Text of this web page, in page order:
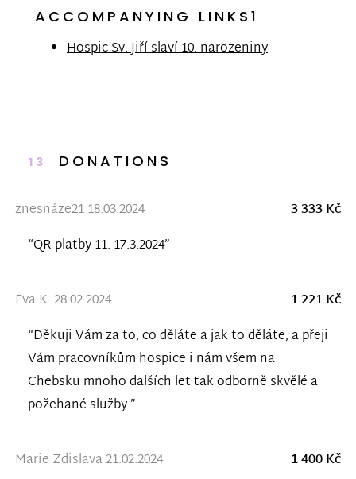
ACCOMPANYING LINKS1
Hospic Sv. Jiří slaví 10. narozeniny
13 DONATIONS
znesnáze21 18.03.2024
3 333 Kč
“QR platby 11.-17.3.2024”
Eva K. 28.02.2024
1 221 Kč
“Děkuji Vám za to, co děláte a jak to děláte, a přeji
Vám pracovníkům hospice i nám všem na
Chebsku mnoho dalších let tak odborně skvělé a
požehané služby.”
Marie Zdislava 21.02.2024 1 400 Kč